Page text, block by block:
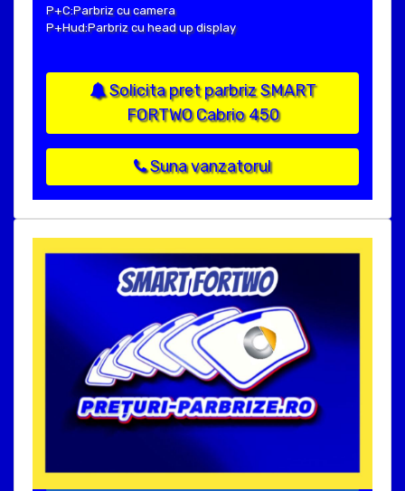
P+C:Parbriz cu camera
P+Hud:Parbriz cu head up display
Solicita pret parbriz SMART
FORTWO Cabrio 450
Suna vanzatorul